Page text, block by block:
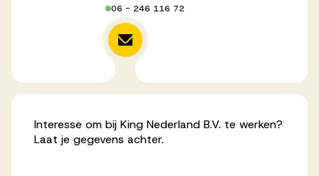
06 - 246 116 72
Interesse om bij King Nederland B.V. te werken?
Laat je gegevens achter.